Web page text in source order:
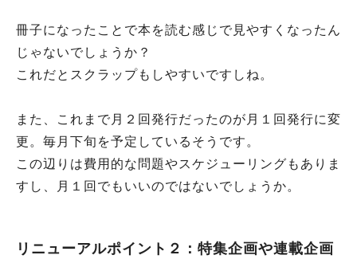
冊子になったことで本を読む感じで見やすくなったん
じゃないでしょうか？
これだとスクラップもしやすいですしね。
また、これまで月２回発行だったのが月１回発行に変
更。毎月下旬を予定しているそうです。
この辺りは費用的な問題やスケジューリングもありま
すし、月１回でもいいのではないでしょうか。
リニューアルポイント２：特集企画や連載企画